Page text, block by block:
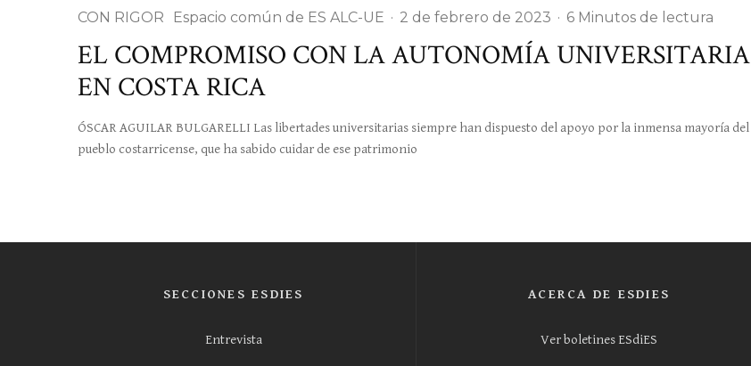
CON RIGOR Espacio común de ES ALC-UE · 2 de febrero de 2023 · 6 Minutos de lectura
EL COMPROMISO CON LA AUTONOMÍA UNIVERSITARIA
EN COSTA RICA
ÓSCAR AGUILAR BULGARELLI Las libertades universitarias siempre han dispuesto del apoyo por la inmensa mayoría del
pueblo costarricense, que ha sabido cuidar de ese patrimonio
SECCIONES ESDIES
Entrevista
ACERCA DE ESDIES
Ver boletines ESdiES